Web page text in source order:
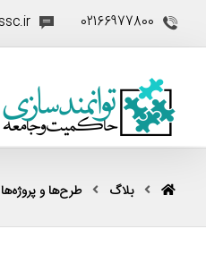
02166977800
بلاگ طرح‌ها و پروژه‌ها